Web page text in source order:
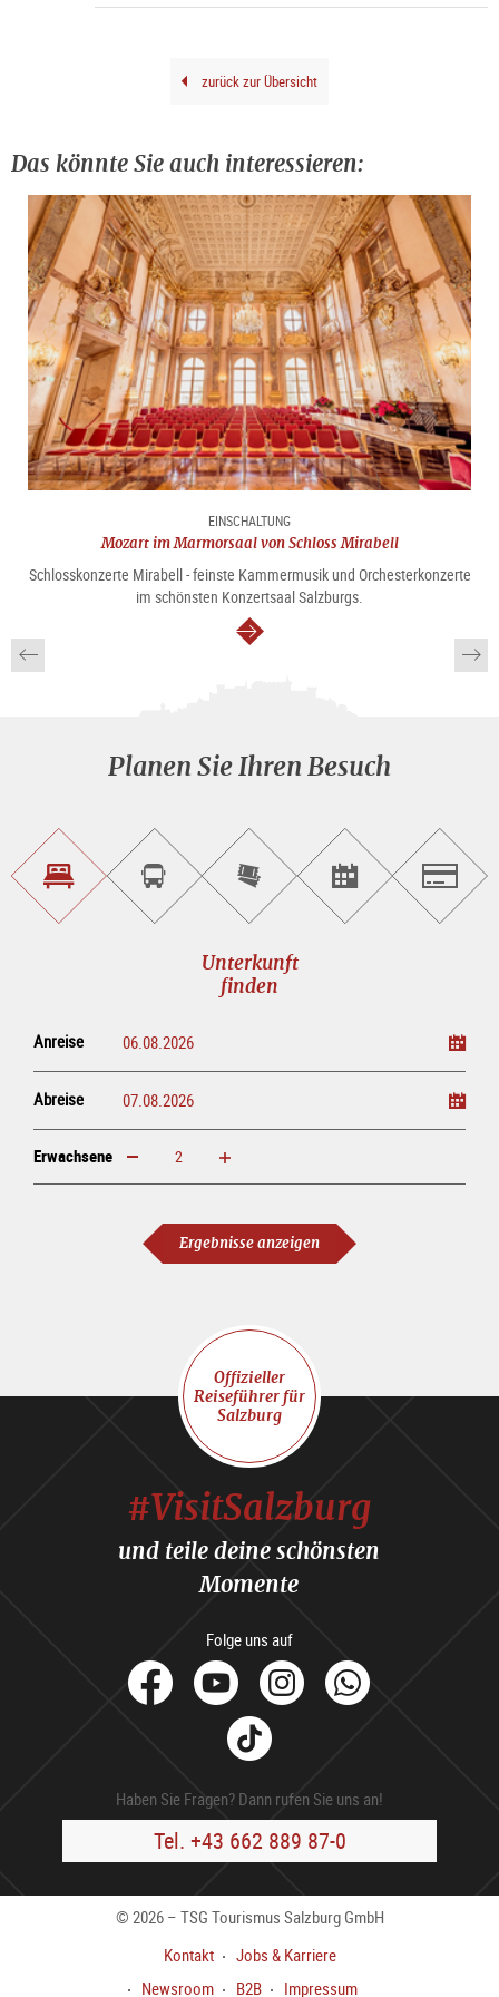
©
zurück zur Übersicht
Das könnte Sie auch interessieren:
EINSCHALTUNG
Mozart im Marmorsaal von Schloss Mirabell
Schlosskonzerte Mirabell - feinste Kammermusik und Orchesterkonzerte
im schönsten Konzertsaal Salzburgs.
weiter
Planen Sie Ihren Besuch
Unterkunft<br>findenSightseeing<br>Tour
buchen
Tickets
online<br>kaufen
Events<br>finden
Unterkunft
finden
Anreise
Abreise
Erwachsene erhöhen verringern
Ergebnisse anzeigen
Offizieller
Reiseführer für
Salzburg
#VisitSalzburg
und teile deine schönsten
Momente
Folge uns auf
facebook
YoutubeInstagram
Tik
Tok
Haben Sie Fragen? Dann rufen Sie uns an!
Tel. +43 662 889 87-0
© 2026 – TSG Tourismus Salzburg GmbH
Kontakt
Jobs & Karriere
Newsroom
B2B Impressum